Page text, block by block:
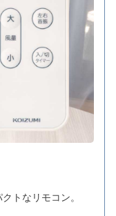
トなリモコン。